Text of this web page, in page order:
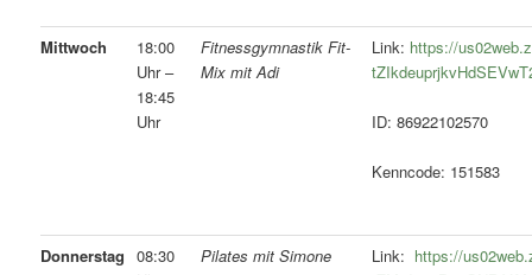
Mittwoch
18:00
Uhr –
18:45
Uhr
Fitnessgymnastik Fit-
Mix mit Adi
Link: https://
ID: 86922102570
Kenncode: 151583
Donnerstag 08:30
Pilates mit Simone Link: https://